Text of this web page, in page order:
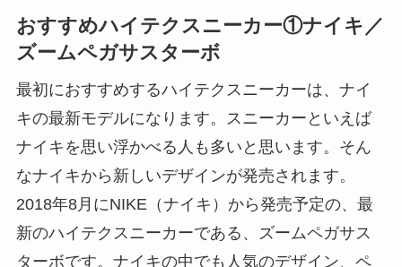
おすすめハイテクスニーカー①ナイキ／
ズームペガサスターボ
最初におすすめするハイテクスニーカーは、ナイ
キの最新モデルになります。スニーカーといえば
ナイキを思い浮かべる人も多いと思います。そん
なナイキから新しいデザインが発売されます。
2018年8月にNIKE（ナイキ）から発売予定の、最
新のハイテクスニーカーである、ズームペガサス
ターボです。ナイキの中でも人気のデザイン、ペ